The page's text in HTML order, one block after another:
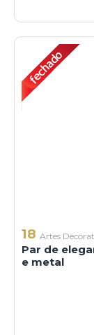
18 Artes
Par de
e metal